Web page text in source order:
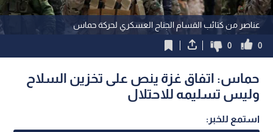
عناصر من كتائب القسام الجناح العسكري لحركة حماس
0
0
حماس: اتفاق غزة ينص على تخزين السلاح
وليس تسليمه للاحتلال
استمع للخبر: